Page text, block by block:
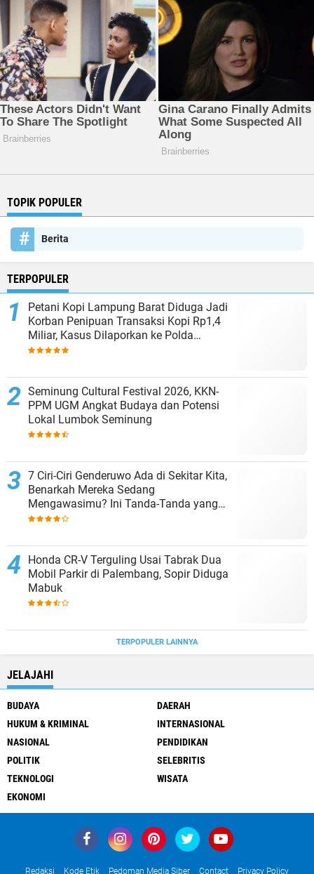
TOPIK POPULER
Berita
TERPOPULER
Petani Kopi Lampung Barat Diduga Jadi
Korban Penipuan Transaksi Kopi Rp1,4
Miliar, Kasus Dilaporkan ke Polda
Lampung
Seminung Cultural Festival 2026, KKN-
PPM UGM Angkat Budaya dan Potensi
Lokal Lumbok Seminung
7 Ciri-Ciri Genderuwo Ada di Sekitar Kita,
Benarkah Mereka Sedang
Mengawasimu? Ini Tanda-Tanda yang
Sering Diabaikan
Honda CR-V Terguling Usai Tabrak Dua
Mobil Parkir di Palembang, Sopir Diduga
Mabuk
TERPOPULER LAINNYA
JELAJAHI
BUDAYA
DAERAH
HUKUM & KRIMINAL
INTERNASIONAL
NASIONAL
PENDIDIKAN
POLITIK
SELEBRITIS
TEKNOLOGI
WISATA
EKONOMI
Redaksi Kode Etik Pedoman Media Siber Contact Privacy Policy